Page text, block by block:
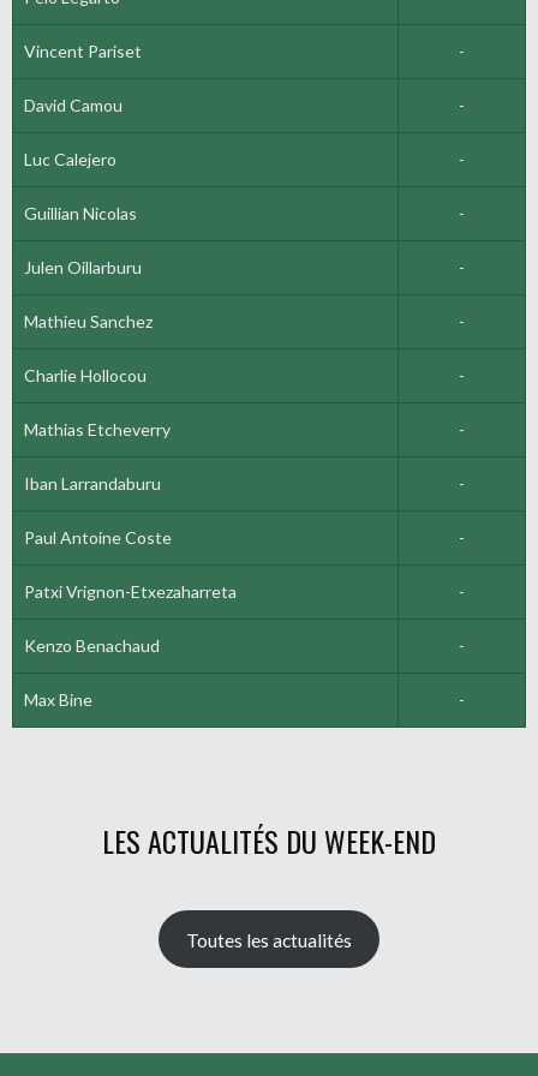
Vincent Pariset -
David Camou -
Luc Calejero -
Guillian Nicolas -
Julen Oillarburu -
Mathieu Sanchez -
Charlie Hollocou -
Mathias Etcheverry -
Iban Larrandaburu -
Paul Antoine Coste -
Patxi Vrignon-Etxezaharreta -
Kenzo Benachaud -
Max Bine -
LES ACTUALITÉS DU WEEK-END
Toutes les actualités